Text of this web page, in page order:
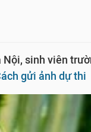
Nội, sinh viên
gửi ảnh dự thi